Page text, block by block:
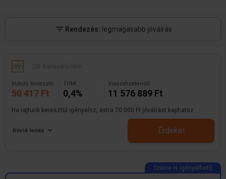
Rendezés: legmagasabb jóváírás
Induló törlesztő:
50 417 Ft
THM:
0,4%
Visszafizetendő:
11 576 889 Ft
Ha rajtunk keresztül igényelsz, extra 70.000 Ft jóváírást kaphatsz
Rövid leírás Érdekel